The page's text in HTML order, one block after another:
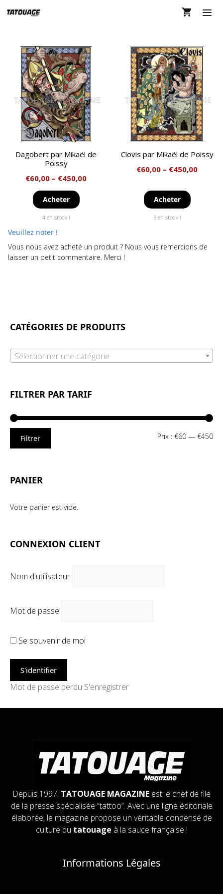
au
Dagobert par Mikaël de
Poissy
€60,00 – €450,00
Acheter
4 en stock !
Clovis par Mikaël de Poissy
€60,00 – €450,00
Acheter
5 en stock !
Veuillez noter !
Vous nous avez acheté un produit ? Nous vous remercions de
laisser un petit commentaire. Merci !
CATÉGORIES DE PRODUITS
Sélectionner une catégorie
FILTRER PAR TARIF
Filtrer Prix : €60 — €450
PANIER
Votre panier est vide.
CONNEXION CLIENT
Nom d'utilisateur
Mot de passe
Se souvenir de moi
Mot de passe perdu S'enregistrer
Depuis 1997, TATOUAGE MAGAZINE est le chef de file
de la presse spécialisée “tattoo”. Avec une ligne éditoriale
élaborée, le magazine propose un véritable condensé de
culture du tatouage à la sauce française !
Informations Légales